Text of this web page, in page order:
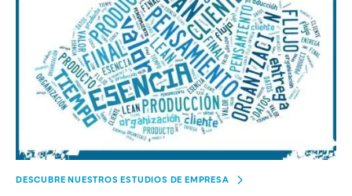
DESCUBRE NUESTROS ESTUDIOS DE EMPRESA